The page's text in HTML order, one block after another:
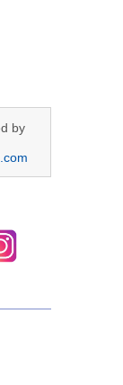
by